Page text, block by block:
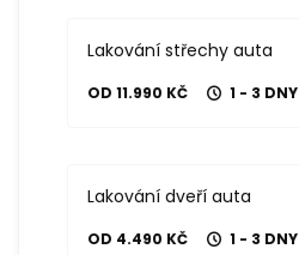
Lakování střechy auta
OD 11.990 KČ 1 - 3 DNY
Lakování dveří auta
OD 4.490 KČ 1 - 3 DNY